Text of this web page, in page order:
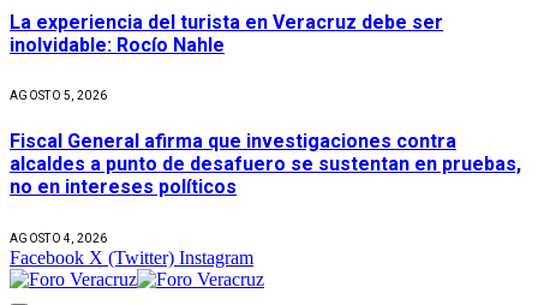
La experiencia del turista en Veracruz debe ser
inolvidable: Rocío Nahle
AGOSTO 5, 2026
Fiscal General afirma que investigaciones contra
alcaldes a punto de desafuero se sustentan en pruebas,
no en intereses políticos
AGOSTO 4, 2026
Facebook X (Twitter) Instagram